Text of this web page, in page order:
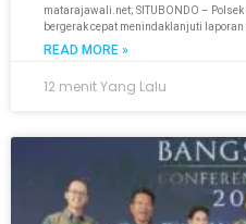
matarajawali.net; SITUBONDO –
bergerak cepat menindaklanjuti
READ MORE »
12 menit Yang Lalu